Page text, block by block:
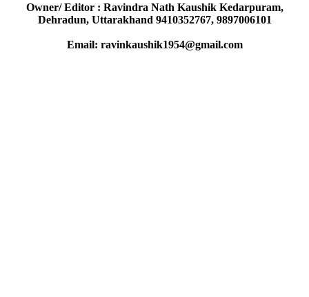
Owner/ Editor : Ravindra Nath Kaushik Kedarpuram,
Dehradun, Uttarakhand 9410352767, 9897006101
Email: ravinkaushik1954@gmail.com